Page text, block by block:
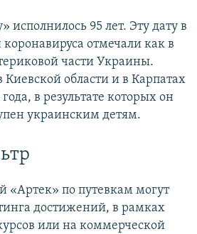
исполнилось 95 лет. Эту дату в
отмечали как в
части Украины.
Киевской области и в Карпатах
в результате которых он
украинским детям.
«Артек» по путевкам могут
достижений, в рамках
или на коммерческой